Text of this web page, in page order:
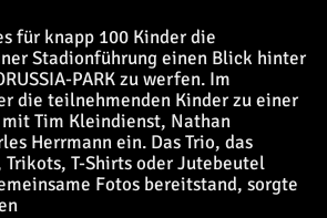
für knapp 100 Kinder die
Stadionführung einen Blick hinter
PARK zu werfen. Im
die teilnehmenden Kinder zu einer
Tim Kleindienst, Nathan
Herrmann ein. Das Trio, das
T-Shirts oder Jutebeutel
Fotos bereitstand, sorgte